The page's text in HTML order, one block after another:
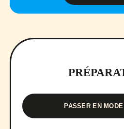
PASSER EN